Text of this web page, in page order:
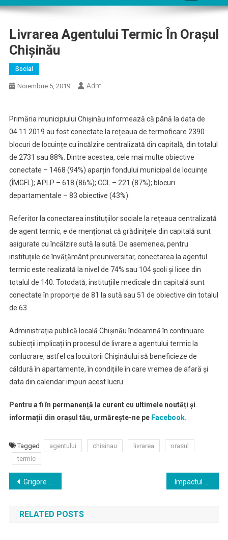
Livrarea Agentului Termic În Orașul
Chișinău
Social
Noiembrie 5, 2019 Adm
Primăria municipiului Chişinău informează că până la data de
04.11.2019 au fost conectate la rețeaua de termoficare 2390
blocuri de locuințe cu încălzire centralizată din capitală, din totalul
de 2731 sau 88%. Dintre acestea, cele mai multe obiective
conectate – 1468 (94%) aparțin fondului municipal de locuințe
(ÎMGFL); APLP – 618 (86%); CCL – 221 (87%); blocuri
departamentale – 83 obiective (43%).
Referitor la conectarea instituțiilor sociale la rețeaua centralizată
de agent termic, e de menționat că grădinițele din capitală sunt
asigurate cu încălzire sută la sută. De asemenea, pentru
instituțiile de învățământ preuniversitar, conectarea la agentul
termic este realizată la nivel de 74% sau 104 școli și licee din
totalul de 140. Totodată, instituțiile medicale din capitală sunt
conectate în proporție de 81 la sută sau 51 de obiective din totalul
de 63.
Administrația publică locală Chișinău îndeamnă în continuare
subiecții implicați în procesul de livrare a agentului termic la
conlucrare, astfel ca locuitorii Chișinăului să beneficieze de
căldură în apartamente, în condițiile în care vremea de afară și
data din calendar impun acest lucru.
Pentru a fi în permanență la curent cu ultimele noutăți și
informații din orașul tău, urmărește-ne peFacebook.
Tagged agentului chisinau livrarea
orasul
termic
Navigare
în
articole
Grigore Vieru, poetul care a visat viața întreagă să ”treacă Prutul”
RELATED POSTS